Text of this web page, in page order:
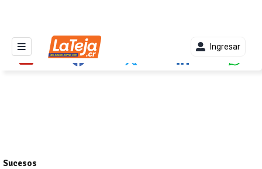
Ingresar
Sucesos